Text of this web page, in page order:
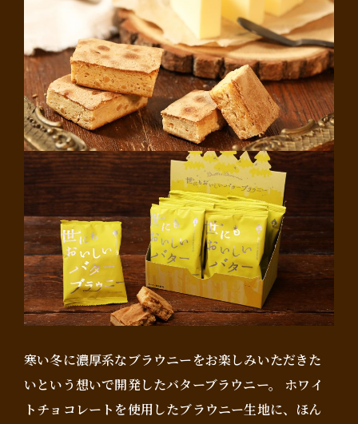
寒い冬に濃厚系なブラウニーをお楽しみいただきた
いという想いで開発したバターブラウニー。 ホワイ
トチョコレートを使用したブラウニー生地に、ほん